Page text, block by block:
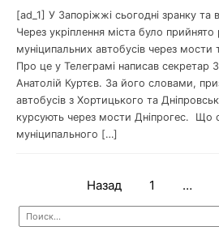
[ad_1] У Запоріжжі сьогодні зранку та
Через укріплення міста було
муніципальних автобусів через мости
Про це у Телеграмі написав секретар
Анатолій Куртєв. За його словами,
автобусів з Хортицького та
курсують через мости Дніпрогес. Що
муніципального […]
по
Назад 1 …
Найти: